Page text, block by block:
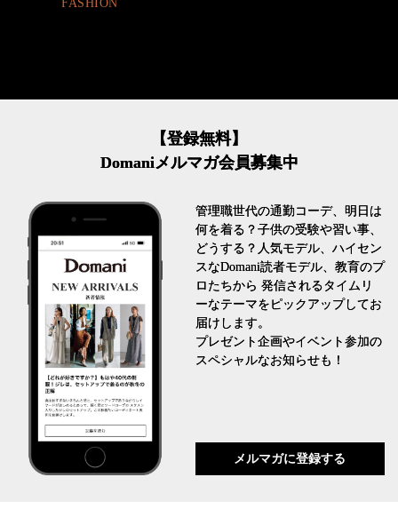
【登録無料】
Domaniメルマガ会員募集中
管理職世代の通勤コーデ、明日は
何を着る？子供の受験や習い事、
どうする？人気モデル、ハイセン
スなDomani読者モデル、教育のプ
ロたちから 発信されるタイムリ
ーなテーマをピックアップしてお
届けします。
プレゼント企画やイベント参加の
スペシャルなお知らせも！
メルマガに登録する